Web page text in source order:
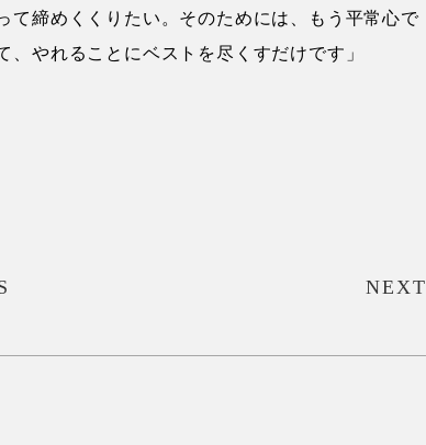
て締めくくりたい。そのためには、もう平常心で
やれることにベストを尽くすだけです」
NEXT